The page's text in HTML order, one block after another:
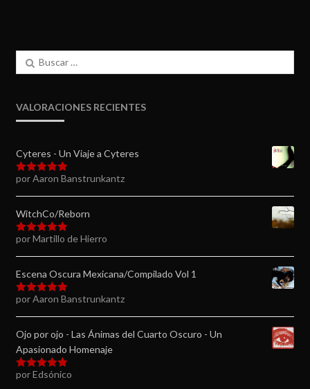
Buscar:
VALORACIONES RECIENTES
Cyteres - Un Viaje a Cyteres
Valorado en
por Aaron Banstrunkantz
WitchCo/Reborn
Valorado en
por Martillo de Hierro
Escena Oscura Mexicana/Compilado Vol 1
Valorado en
por Aaron Banstrunkantz
Ojo por ojo - Las Ánimas del Cuarto Oscuro - Un
Apasionado Homenaje
Valorado en
por Edsónico